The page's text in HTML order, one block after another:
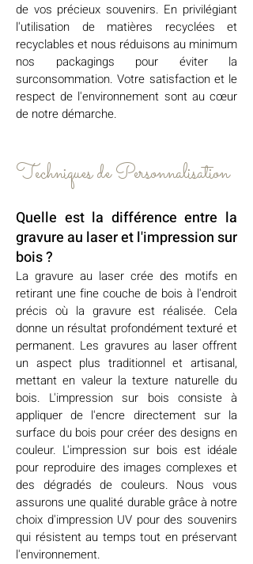
de vos précieux souvenirs. En privilégiant
l'utilisation de matières recyclées et
recyclables et nous réduisons au minimum
nos packagings pour éviter la
surconsommation. Votre satisfaction et le
respect de l'environnement sont au cœur
de notre démarche.
Techniques de Personnalisation
Quelle est la différence entre la
gravure au laser et l'impression sur
bois ?
La gravure au laser crée des motifs en
retirant une fine couche de bois à l'endroit
précis où la gravure est réalisée. Cela
donne un résultat profondément texturé et
permanent. Les gravures au laser offrent
un aspect plus traditionnel et artisanal,
mettant en valeur la texture naturelle du
bois. L'impression sur bois consiste à
appliquer de l'encre directement sur la
surface du bois pour créer des designs en
couleur. L'impression sur bois est idéale
pour reproduire des images complexes et
des dégradés de couleurs. Nous vous
assurons une qualité durable grâce à notre
choix d'impression UV pour des souvenirs
qui résistent au temps tout en préservant
l'environnement.